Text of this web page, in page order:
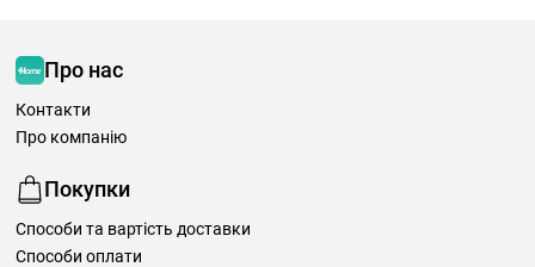
Про нас
Контакти
Про компанію
Покупки
Способи та вартість доставки
Способи оплати